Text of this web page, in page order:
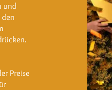
und
Preise